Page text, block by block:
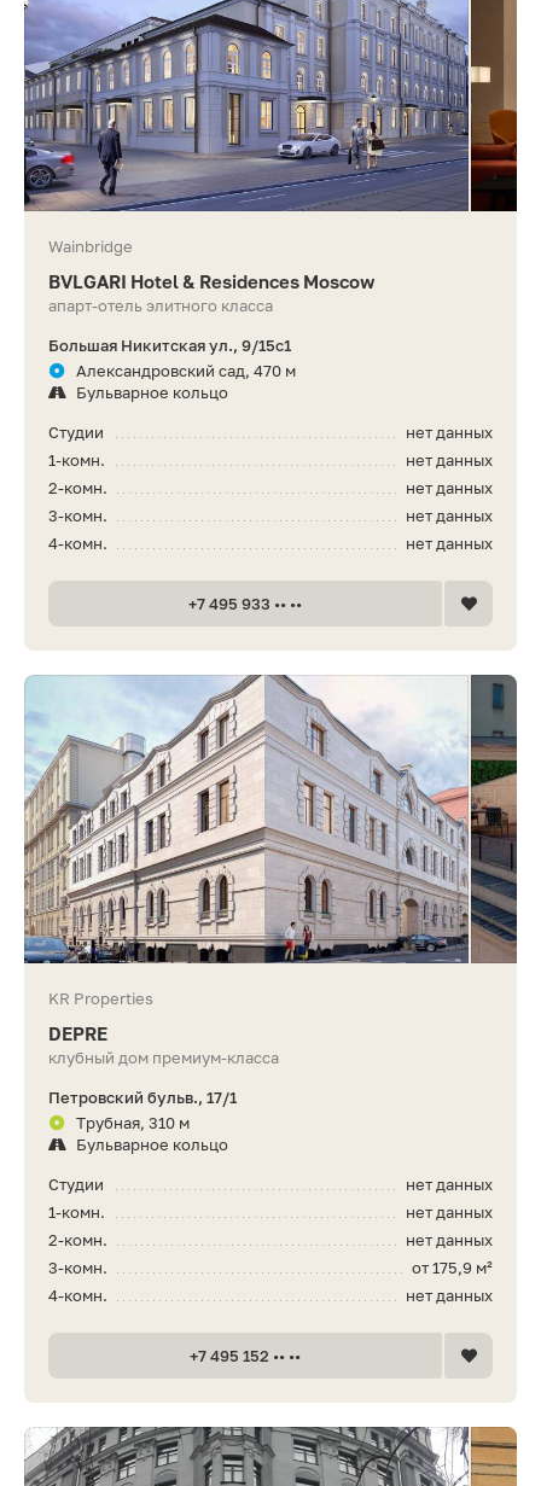
Wainbridge
BVLGARI Hotel & Residences Moscow
апарт-отель элитного класса
Большая Никитская ул., 9/15с1
Александровский сад, 470 м
Бульварное кольцо
нет данных
Студии
нет данных
1-комн.
нет данных
2-комн.
нет данных
3-комн.
нет данных
4-комн.
+7 495 933 •• ••
KR Properties
DEPRE
клубный дом премиум-класса
Петровский бульв., 17/1
Трубная, 310 м
Бульварное кольцо
нет данных
Студии
нет данных
1-комн.
нет данных
2-комн.
от 175,9 м²
3-комн.
нет данных
4-комн.
+7 495 152 •• ••